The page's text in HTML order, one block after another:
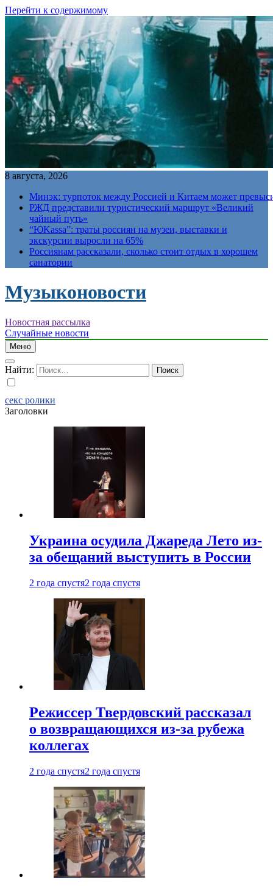
Перейти к содержимому
8 августа, 2026
Минэк: турпоток между Россией и Китаем может
РЖД представили туристический маршрут «Великий
чайный путь»
“ЮKassa”: траты россиян на музеи, выставки и
экскурсии выросли на 65%
Россиянам рассказали, сколько стоит отдых в хорошем
санатории
Музыконовости
Новостная рассылка
Случайные новости
Меню
Найти:
секс ролики
Заголовки
Украина осудила Джареда Лето из-
за обещаний выступить в России
2 года спустя2 года спустя
Режиссер Твердовский рассказал
о возвращающихся из-за рубежа
коллегах
2 года спустя2 года спустя